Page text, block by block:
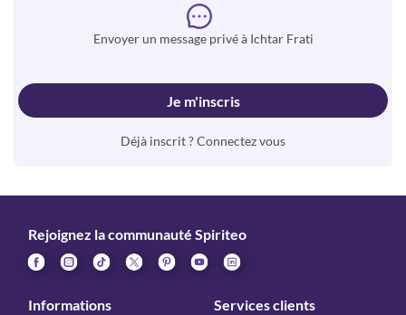
Envoyer un message privé à Ichtar Frati
Je m'inscris
Déjà inscrit ? Connectez vous
Rejoignez la communauté Spiriteo
Informations Services clients